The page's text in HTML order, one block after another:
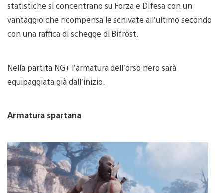
statistiche si concentrano su Forza e Difesa con un
vantaggio che ricompensa le schivate all’ultimo secondo
con una raffica di schegge di Bifröst.
Nella partita NG+ l’armatura dell’orso nero sarà
equipaggiata già dall’inizio.
Armatura spartana